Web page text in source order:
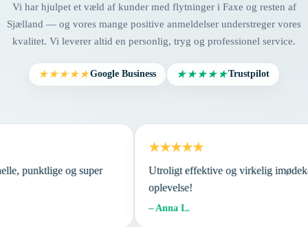
Vi har hjulpet et væld af kunder med flytninger i Faxe og resten af
Sjælland — og vores mange positive anmeldelser understreger vores
kvalitet. Vi leverer altid en personlig, tryg og professionel service.
★★★★★Google Business ★★★★★Trustpilot
punktlige og super
★★★★★
Utroligt effektive og virkelig
oplevelse!
– Anna L.